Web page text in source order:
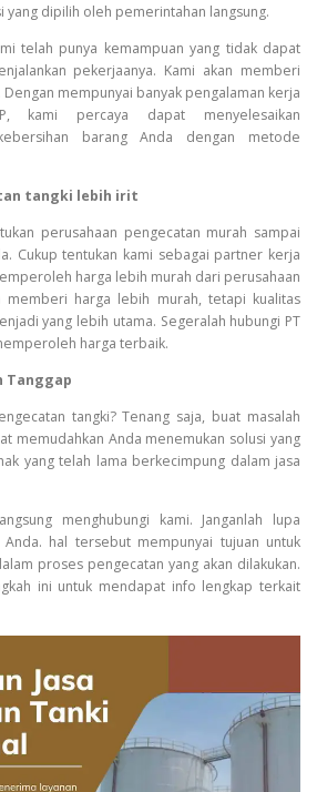
dipilih oleh pemerintahan langsung.
telah punya kemampuan yang tidak dapat
pekerjaanya. Kami akan memberi
mempunyai banyak pengalaman kerja
kami percaya dapat menyelesaikan
barang Anda dengan metode
tangki lebih irit
perusahaan pengecatan murah sampai
Cukup tentukan kami sebagai partner kerja
harga lebih murah dari perusahaan
memberi harga lebih murah, tetapi kualitas
yang lebih utama. Segeralah hubungi PT
harga terbaik.
Tanggap
tangki? Tenang saja, buat masalah
memudahkan Anda menemukan solusi yang
yang telah lama berkecimpung dalam jasa
menghubungi kami. Janganlah lupa
Anda. hal tersebut mempunyai tujuan untuk
proses pengecatan yang akan dilakukan.
ini untuk mendapat info lengkap terkait